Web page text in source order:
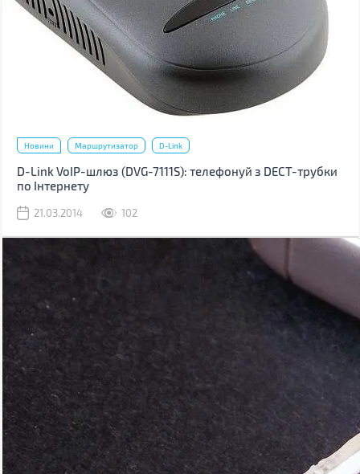
Новини Маршрутизатор D-Link
D-Link VoIP-шлюз (DVG-7111S): телефонуй з DECT-трубки
по Інтернету
21.03.2014 102